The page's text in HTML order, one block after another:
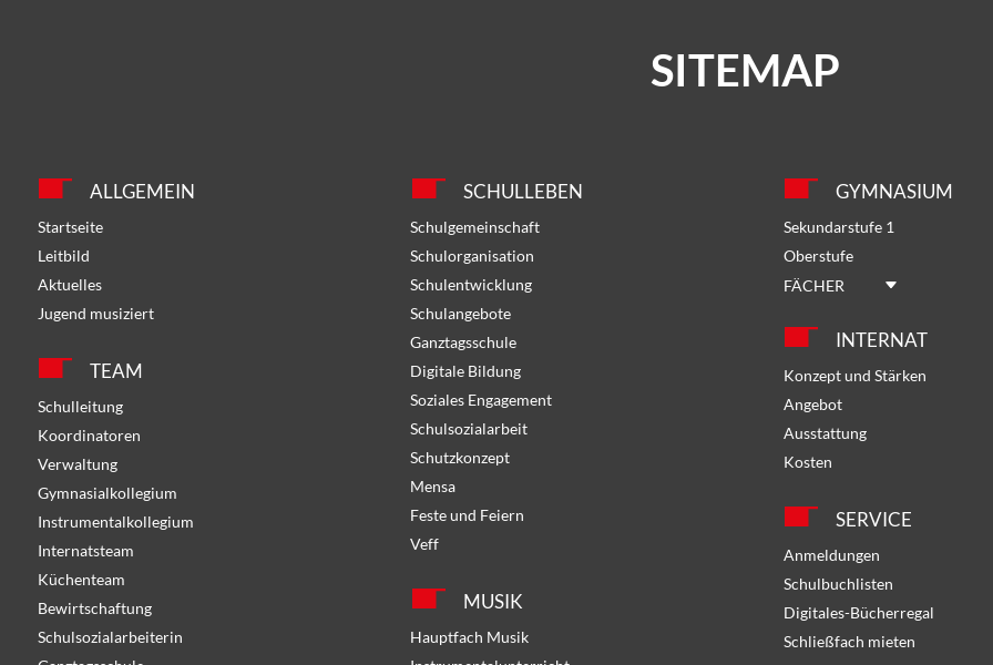
SITEMAP
ALLGEMEIN
Startseite
Leitbild
Aktuelles
Jugend musiziert
TEAM
Schulleitung
Koordinatoren
Verwaltung
Gymnasialkollegium
Instrumentalkollegium
Internatsteam
Küchenteam
Bewirtschaftung
Schulsozialarbeiterin
SCHULLEBEN
Schulgemeinschaft
Schulorganisation
Schulentwicklung
Schulangebote
Ganztagsschule
Digitale Bildung
Soziales Engagement
Schulsozialarbeit
Schutzkonzept
Mensa
Feste und Feiern
Veff
MUSIK
Hauptfach Musik
GYMNASIUM
Sekundarstufe 1
Oberstufe
FÄCHER
INTERNAT
Konzept und Stärken
Angebot
Ausstattung
Kosten
SERVICE
Anmeldungen
Schulbuchlisten
Digitales-Bücherregal
Schließfach mieten